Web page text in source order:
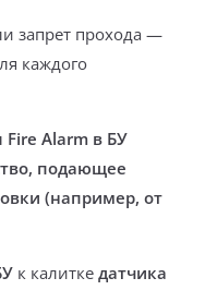
запрет прохода —
каждого
Alarm в БУ
подающее
(например, от
к калитке датчика